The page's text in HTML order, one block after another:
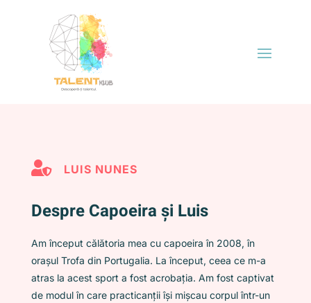
 LUIS NUNES
Despre Capoeira și Luis
Am început călătoria mea cu capoeira în 2008, în
orașul Trofa din Portugalia. La început, ceea ce m-a
atras la acest sport a fost acrobația. Am fost captivat
de modul în care practicanții își mișcau corpul într-un